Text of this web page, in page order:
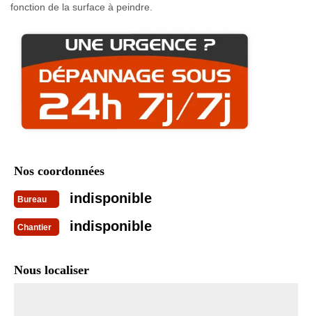
fonction de la surface à peindre.
Nos coordonnées
Bureau indisponible
Chantier indisponible
Nous localiser